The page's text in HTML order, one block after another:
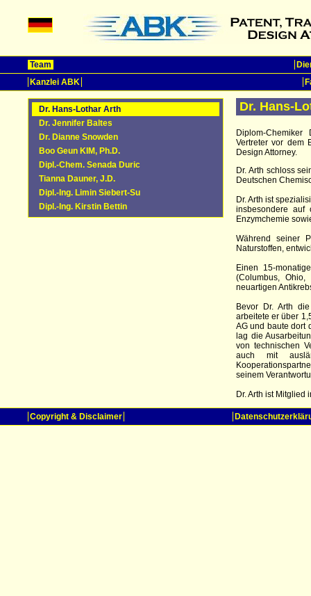
Team
Kanzlei ABK
Dr. Hans-Lothar Arth
Dr. Jennifer Baltes
Dr. Dianne Snowden
Boo Geun KIM, Ph.D.
Dipl.-Chem. Senada Duric
Tianna Dauner, J.D.
Dipl.-Ing. Limin Siebert-Su
Dipl.-Ing. Kirstin Bettin
Dr. Hans-
Diplom-
Vertreter vor dem
Design Attorney.
Dr. Arth schloss
Deutschen
Dr. Arth ist
insbesondere auf
Enzymchemie
Während seiner
Naturstoffen,
Einen 15-
(Columbus,
neuartigen
Bevor Dr. Arth
arbeitete er über
AG und baute dort
lag die
von technischen
auch mit
seinem
Dr. Arth ist Mitglied
Copyright & Disclaimer